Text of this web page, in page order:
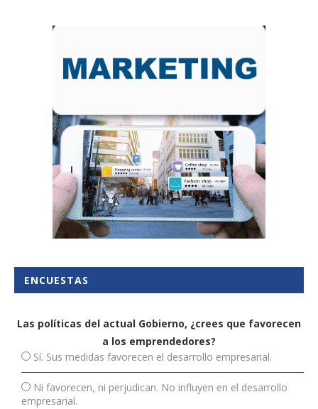
ENCUESTAS
Las políticas del actual Gobierno, ¿crees que favorecen
a los emprendedores?
Sí. Sus medidas favorecen el desarrollo empresarial.
Ni favorecen, ni perjudican. No influyen en el desarrollo
empresarial.